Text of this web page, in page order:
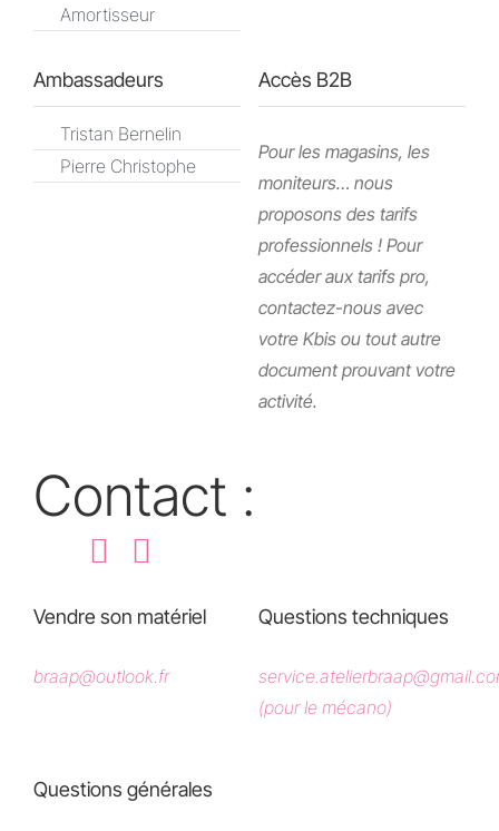
Amortisseur
Ambassadeurs
Tristan Bernelin
Pierre Christophe
Accès B2B
Pour les magasins, les
moniteurs… nous
proposons des tarifs
professionnels ! Pour
accéder aux tarifs pro,
contactez-nous avec
votre Kbis ou tout autre
document prouvant votre
activité.
Contact :
Vendre son matériel
braap@outlook.fr
Questions techniques
(pour le mécano)
Questions générales